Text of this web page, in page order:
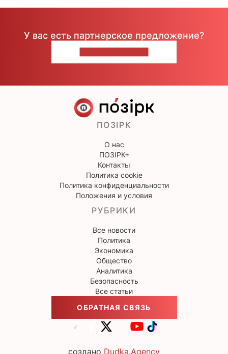
У вас есть партнерское предложение?
ПОЗІРК
О нас
ПОЗІРК+
Контакты
Политика cookie
Политика конфиденциальности
Положения и условия
РУБРИКИ
Все новости
Политика
Экономика
Общество
Аналитика
Безопасность
Все статьи
ОБРАТНАЯ СВЯЗЬ
создано Dudka.Agency